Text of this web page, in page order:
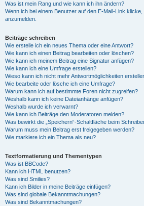
Was ist mein Rang und wie kann ich ihn ändern?
Wenn ich bei einem Benutzer auf den E-Mail-Link
anzumelden.
Beiträge schreiben
Wie erstelle ich ein neues Thema oder eine Antwort?
Wie kann ich einen Beitrag bearbeiten oder löschen?
Wie kann ich meinem Beitrag eine Signatur anfügen?
Wie kann ich eine Umfrage erstellen?
Wieso kann ich nicht mehr Antwortmöglichkeiten
Wie bearbeite oder lösche ich eine Umfrage?
Warum kann ich auf bestimmte Foren nicht zugreifen?
Weshalb kann ich keine Dateianhänge anfügen?
Weshalb wurde ich verwarnt?
Wie kann ich Beiträge den Moderatoren melden?
Was bewirkt die „Speichern“-Schaltfläche beim
Warum muss mein Beitrag erst freigegeben werden?
Wie markiere ich ein Thema als neu?
Textformatierung und Thementypen
Was ist BBCode?
Kann ich HTML benutzen?
Was sind Smilies?
Kann ich Bilder in meine Beiträge einfügen?
Was sind globale Bekanntmachungen?
Was sind Bekanntmachungen?